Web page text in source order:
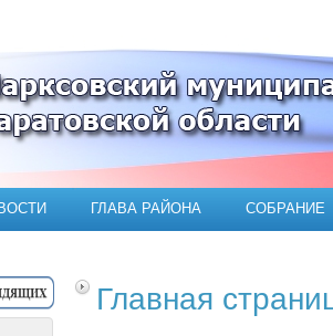
сайт Марксовского
ГЛАВА РАЙОНА СОБРАНИЕ
Главная